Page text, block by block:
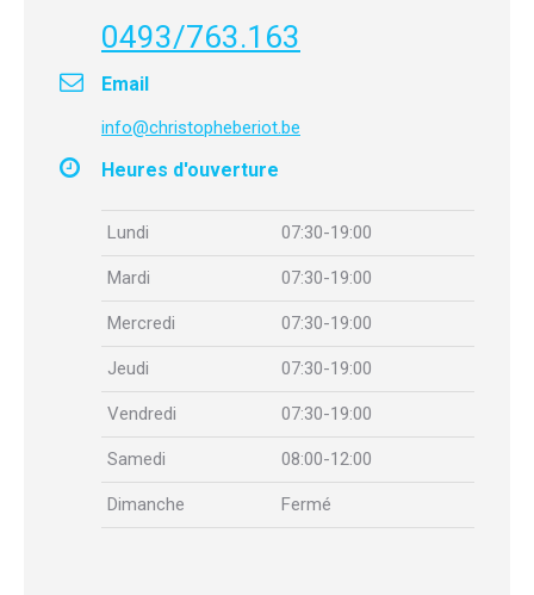
0493/763.163
Email
info@christopheberiot.be
Heures d'ouverture
Lundi 07:30-19:00
Mardi 07:30-19:00
Mercredi 07:30-19:00
Jeudi 07:30-19:00
Vendredi 07:30-19:00
Samedi 08:00-12:00
Dimanche Fermé